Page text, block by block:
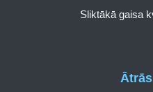
Sliktākā gaisa